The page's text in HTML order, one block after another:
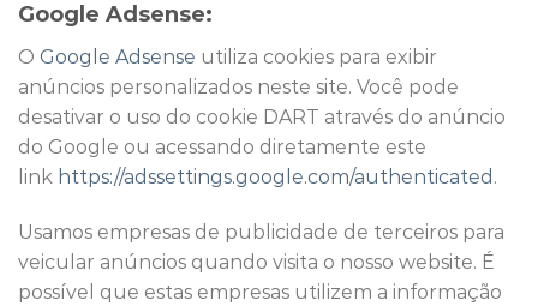
Google Adsense:
O Google Adsense utiliza cookies para exibir
anúncios personalizados neste site. Você pode
desativar o uso do cookie DART através do anúncio
do Google ou acessando diretamente este
link https://adssettings.google.com/authenticated .
Usamos empresas de publicidade de terceiros para
veicular anúncios quando visita o nosso website. É
possível que estas empresas utilizem a informação